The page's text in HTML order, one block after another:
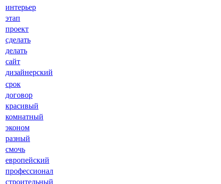
интерьер
этап
проект
сделать
делать
сайт
дизайнерский
срок
договор
красивый
комнатный
эконом
разный
смочь
европейский
профессионал
строительный